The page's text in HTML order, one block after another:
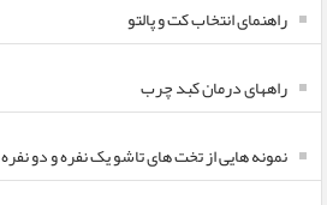
راهنمای انتخاب کت و پالتو
راههای درمان کبد چرب
نمونه هایی از تخت های تاشو یک نفره و دو نفره